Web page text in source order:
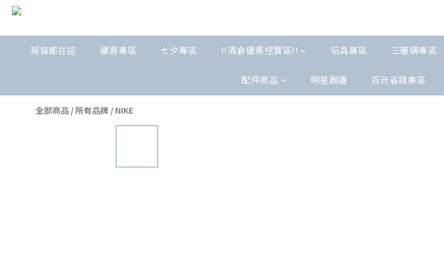
現貨都在這 優惠專區 七夕專區 !!清倉優惠挖寶區!! 玩具專區 三麗鷗專區
配件商品 明星周邊 百元省錢專區
全部商品 /所有品牌 / NIKE